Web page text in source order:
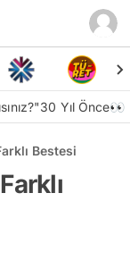
30 Yıl Önce👀
Bestesi